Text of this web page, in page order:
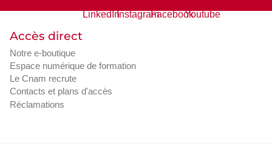
Accès direct
Notre e-boutique
Espace numérique de formation
Le Cnam recrute
Contacts et plans d'accès
Réclamations